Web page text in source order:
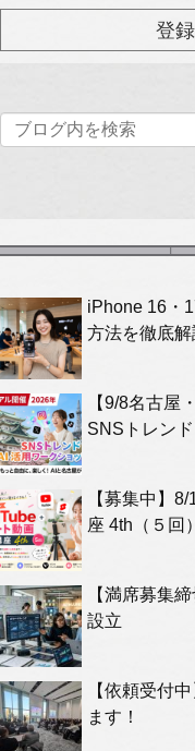
iPhone 16・
方法を徹底解
【9/8名古屋
SNSトレン
【募集中】
座 4th（５回
【満席募集
設立
【依頼受付
ます！